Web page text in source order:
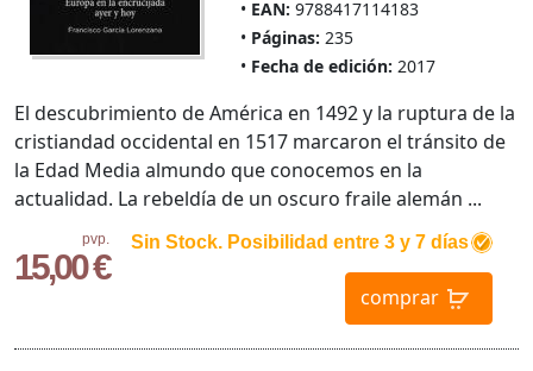
EAN: 9788417114183
Páginas: 235
Fecha de edición: 2017
pvp.
15,00 €
Sin Stock. Posibilidad entre 3 y 7 días
comprar
El descubrimiento de América en 1492 y la ruptura de la
cristiandad occidental en 1517 marcaron el tránsito de
la Edad Media almundo que conocemos en la
actualidad. La rebeldía de un oscuro fraile alemán ...